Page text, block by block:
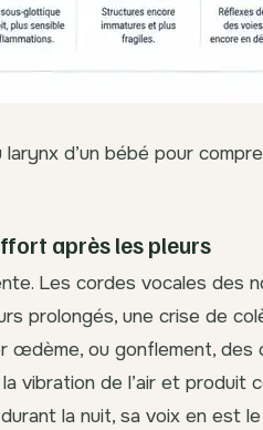
larynx d’un bébé pour
après les pleurs
Les cordes vocales des
prolongés, une crise de
œdème, ou gonflement, des
vibration de l’air et produit
la nuit, sa voix en est